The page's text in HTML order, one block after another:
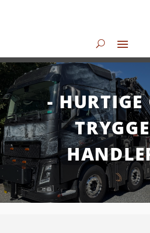
- HURTIGE
TRYGGE